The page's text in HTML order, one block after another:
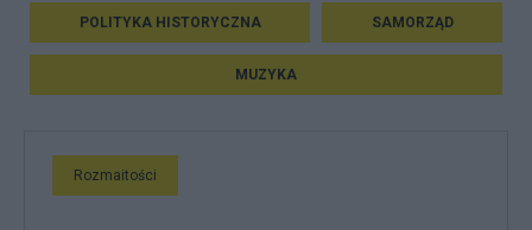
POLITYKA HISTORYCZNA SAMORZĄD
MUZYKA
Rozmaitości